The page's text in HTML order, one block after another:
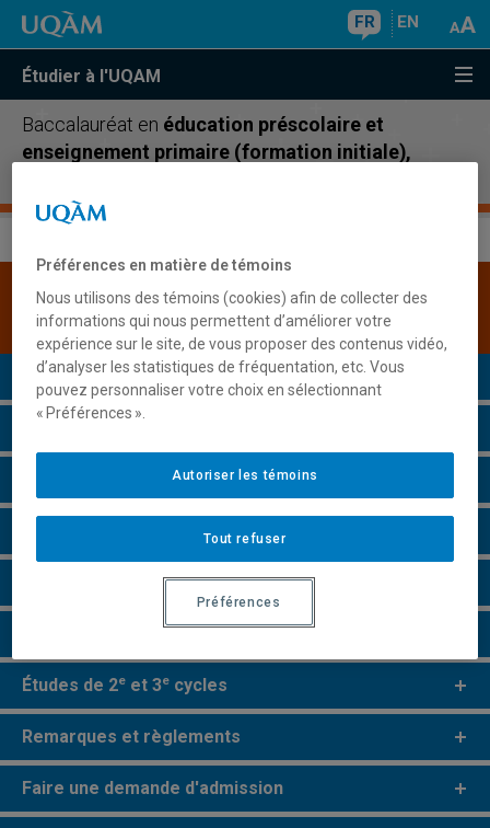
FR EN
Étudier à l'UQAM
Baccalauréat en éducation préscolaire et
enseignement primaire (formation initiale),
Une version plus récente de ce programme est
disponible.Cliquez ici pour la consulter.
Présentation du programme
Cours à suivre et horaires
Grille de cheminement
Perspectives professionnelles
Études de 2e et 3e cycles
Remarques et règlements
Faire une demande d'admission
Préférences en matière de témoins
Nous utilisons des témoins (cookies) afin de collecter des
informations qui nous permettent d’améliorer votre
expérience sur le site, de vous proposer des contenus vidéo,
d’analyser les statistiques de fréquentation, etc. Vous
pouvez personnaliser votre choix en sélectionnant
« Préférences ».
Tout refuser
Autoriser les témoins
Préférences